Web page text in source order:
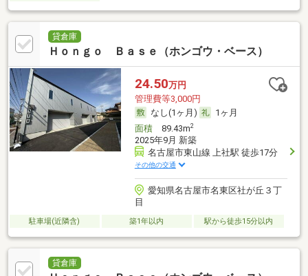
貸倉庫
Ｈｏｎｇｏ Ｂａｓｅ（ホンゴウ・ベース）
24.50万円
管理費等3,000円
なし(1ヶ月)
1ヶ月
面積89.43m2
2025年9月 新築
名古屋市東山線 上社駅 徒歩17分
その他の交通
愛知県名古屋市名東区社が丘３丁
目
駐車場(近隣含) 築1年以内 駅から徒歩15分以内
貸倉庫